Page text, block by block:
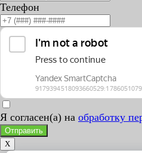
Телефон
Я согласен(а) на обработку
Отправить
X